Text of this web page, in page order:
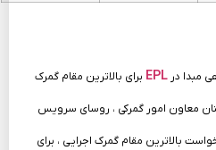
EPL برای بالاترین مقام گمرک
معاون امور گمرکی ، روسای سرویس
بالاترین مقام گمرک اجرایی ، برای